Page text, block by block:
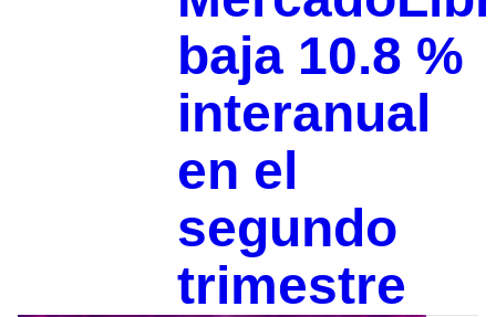
baja 10.8 %
interanual
en el
segundo
trimestre